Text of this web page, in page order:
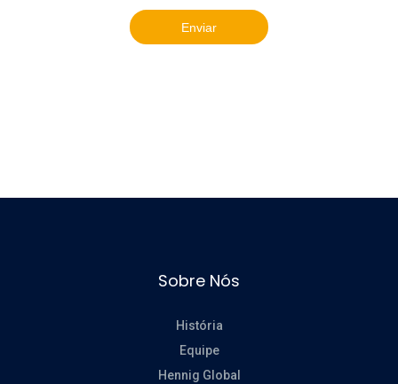
Sobre Nós
História
Equipe
Hennig Global